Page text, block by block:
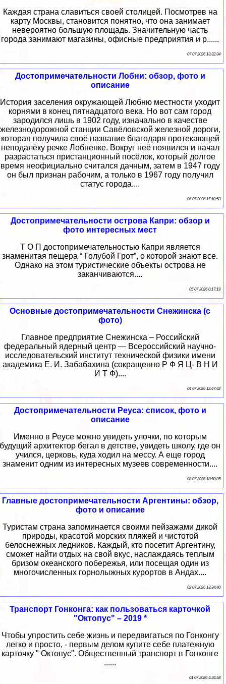
Каждая страна славиться своей столицей. Посмотрев на
карту Москвы, становится понятно, что она занимает
невероятно большую площадь. Значительную часть
города занимают магазины, офисные предприятия и р......
07 07 2026 13:32:34
Достопримечательности Лобни: обзор, фото и
описание
История заселения окружающей Любню местности уходит
корнями в конец пятнадцатого века. Но вот сам город
зародился лишь в 1902 году, изначально в качестве
железнодорожной станции Савёловской железной дороги,
которая получила своё название благодаря протекающей
неподалёку речке Лобненке. Вокруг неё появился и начал
разрастаться пристанционный посёлок, который долгое
время неофициально считался дачным, затем в 1947 году
он был признан рабочим, а только в 1967 году получил
статус города....
06 07 2026 17:10:53
Достопримечательности острова Капри: обзор и
фото интересных мест
Т О П достопримечательностью Капри является
знаменитая пещера “ Голубой Грот”, о которой знают все.
Однако на этом туристические объекты острова не
заканчиваются....
05 07 2026 0:17:19
Основные достопримечательности Снежинска (с
фото)
Главное предприятие Снежинска – Российский
федеральный ядерный центр — Всероссийский научно-
исследовательский институт технической физики имени
академика Е. И. Забабахина (сокращенно Р Ф Я Ц- В Н И
И Т Ф)....
04 07 2026 12:47:42
Достопримечательности Реуса: список, фото и
описание
Именно в Реусе можно увидеть улочки, по которым
будущий архитектор бегал в детстве, увидеть школу, где он
учился, церковь, куда ходил на мессу. А еще город
знаменит одним из интересных музеев современности....
03 07 2026 18:50:35
Главные достопримечательности Аргентины: обзор,
фото и описание
Туристам страна запоминается своими пейзажами дикой
природы, красотой морских пляжей и чистотой
белоснежных ледников. Каждый, кто посетит Аргентину,
сможет найти отдых на свой вкус, наслаждаясь теплым
бризом океанского побережья, или посещая один из
многочисленных горнолыжных курортов в Андах....
02 07 2026 13:34:40
Транспорт Гонконга: как пользоваться карточкой
"Октопус" – 2019 *
Чтобы упростить себе жизнь и передвигаться по Гонконгу
легко и просто, - первым делом купите себе платежную
карточку " Октопус". Общественный транспорт в Гонконге
......
01 07 2026 4:34:58